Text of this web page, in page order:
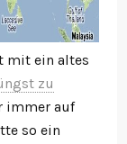
mit ein altes
zu
immer auf
so ein